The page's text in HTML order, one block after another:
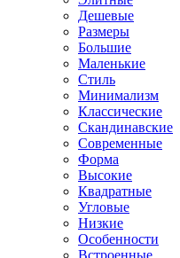
Дешевые
Размеры
Большие
Маленькие
Стиль
Минимализм
Классические
Скандинавские
Современные
Форма
Высокие
Квадратные
Угловые
Низкие
Особенности
Встроенные